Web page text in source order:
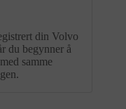
din Volvo
du begynner å
samme